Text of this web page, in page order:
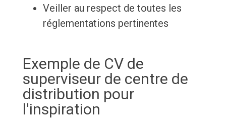
Veiller au respect de toutes les
réglementations pertinentes
Exemple de CV de
superviseur de centre de
distribution pour
l'inspiration